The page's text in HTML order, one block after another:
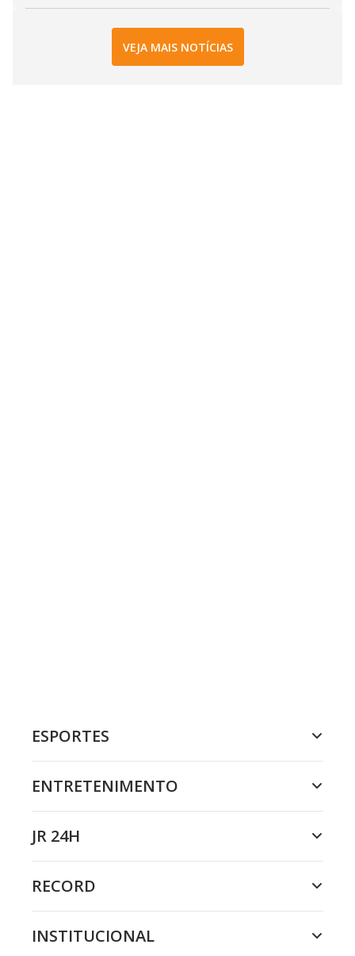
VEJA MAIS NOTÍCIAS
ESPORTES
ENTRETENIMENTO
JR 24H
RECORD
INSTITUCIONAL